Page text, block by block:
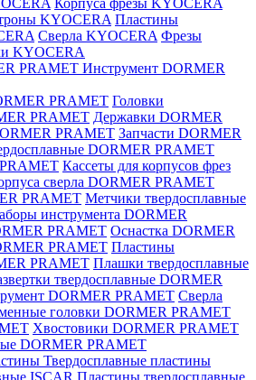
Корпуса фрезы KYOCERA
KYOCERA Пластины
Сверла KYOCERA Фрезы
KYOCERA
Инструмент DORMER
PRAMET Головки
PRAMET Державки DORMER
PRAMET Запчасти DORMER
DORMER PRAMET
Кассеты для корпусов фрез
сверла DORMER PRAMET
PRAMET Метчики твердосплавные
инструмента DORMER
PRAMET Оснастка DORMER
PRAMET Пластины
PRAMET Плашки твердосплавные
твердосплавные DORMER
DORMER PRAMET Сверла
головки DORMER PRAMET
Хвостовики DORMER PRAMET
DORMER PRAMET
Твердосплавные пластины